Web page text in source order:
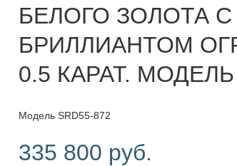
БЕЛОГО ЗОЛОТА С
БРИЛЛИАНТОМ
0.5 КАРАТ. МОДЕЛЬ
Модель SRD55-872
335 800 руб.